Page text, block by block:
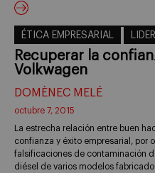
ÉTICA EMPRESARIAL
Recuperar la
Volkwagen
DOMÈNEC MELÉ
octubre 7, 2015
La estrecha relación entre buen
confianza y éxito empresarial, por
falsificaciones de contaminación
diésel de varios modelos